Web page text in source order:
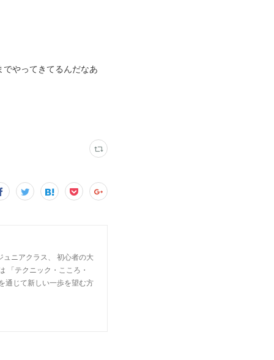
やってきてるんだなあ
ニアクラス、 初心者の大
「テクニック・こころ・
通じて新しい一歩を望む方